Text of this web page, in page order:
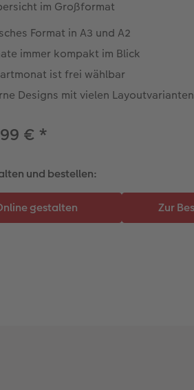
im Großformat
Format in A3 und A2
immer kompakt im Blick
ist frei wählbar
Designs mit vielen Layoutvarianten
€ *
und bestellen: